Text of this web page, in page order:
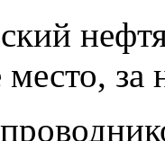
место,